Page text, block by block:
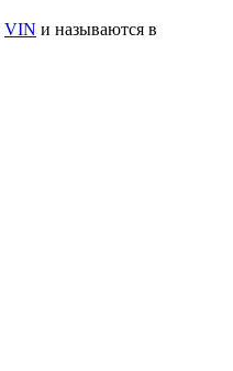
VIN и называются в